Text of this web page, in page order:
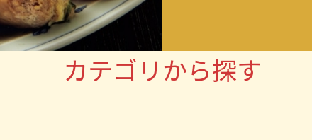
カテゴリから探す